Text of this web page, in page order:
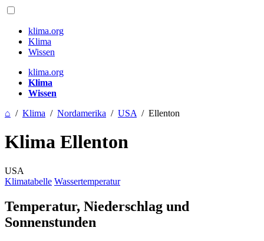
klima.org
Klima
Wissen
klima.org
Klima
Wissen
⌂ / Klima / Nordamerika / USA / Ellenton
Klima Ellenton
USA
Klimatabelle Wassertemperatur
Temperatur, Niederschlag und
Sonnenstunden